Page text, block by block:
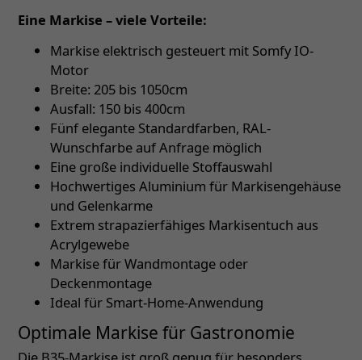
Eine Markise – viele Vorteile:
Markise elektrisch gesteuert mit Somfy IO-
Motor
Breite: 205 bis 1050cm
Ausfall: 150 bis 400cm
Fünf elegante Standardfarben, RAL-
Wunschfarbe auf Anfrage möglich
Eine große individuelle Stoffauswahl
Hochwertiges Aluminium für Markisengehäuse
und Gelenkarme
Extrem strapazierfähiges Markisentuch aus
Acrylgewebe
Markise für Wandmontage oder
Deckenmontage
Ideal für Smart-Home-Anwendung
Optimale Markise für Gastronomie